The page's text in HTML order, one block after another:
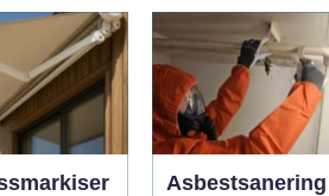
Asbestsanering